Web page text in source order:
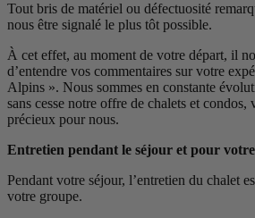
Tout bris de matériel ou défectuosité
nous être signalé le plus tôt possible.
À cet effet, au moment de votre départ, il
d’entendre vos commentaires sur votre
Alpins ». Nous sommes en constante
sans cesse notre offre de chalets et condos,
précieux pour nous.
Entretien pendant le séjour et pour
Pendant votre séjour, l’entretien du chalet
votre groupe.